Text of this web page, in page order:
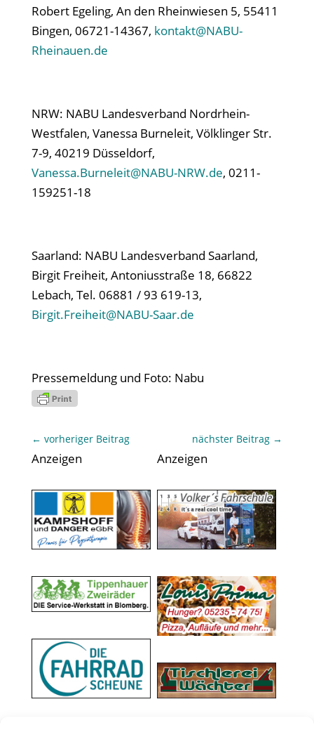
Robert Egeling, An den Rheinwiesen 5, 55411
Bingen, 06721-14367, kontakt@NABU-
Rheinauen.de
NRW: NABU Landesverband Nordrhein-
Westfalen, Vanessa Burneleit, Völklinger Str.
7-9, 40219 Düsseldorf,
Vanessa.Burneleit@NABU-NRW.de, 0211-
159251-18
Saarland: NABU Landesverband Saarland,
Birgit Freiheit, Antoniusstraße 18, 66822
Lebach, Tel. 06881 / 93 619-13,
Birgit.Freiheit@NABU-Saar.de
Pressemeldung und Foto: Nabu
← vorheriger Beitrag nächster Beitrag →
Anzeigen Anzeigen